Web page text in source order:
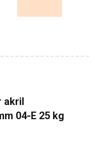
akril
04-E 25 kg